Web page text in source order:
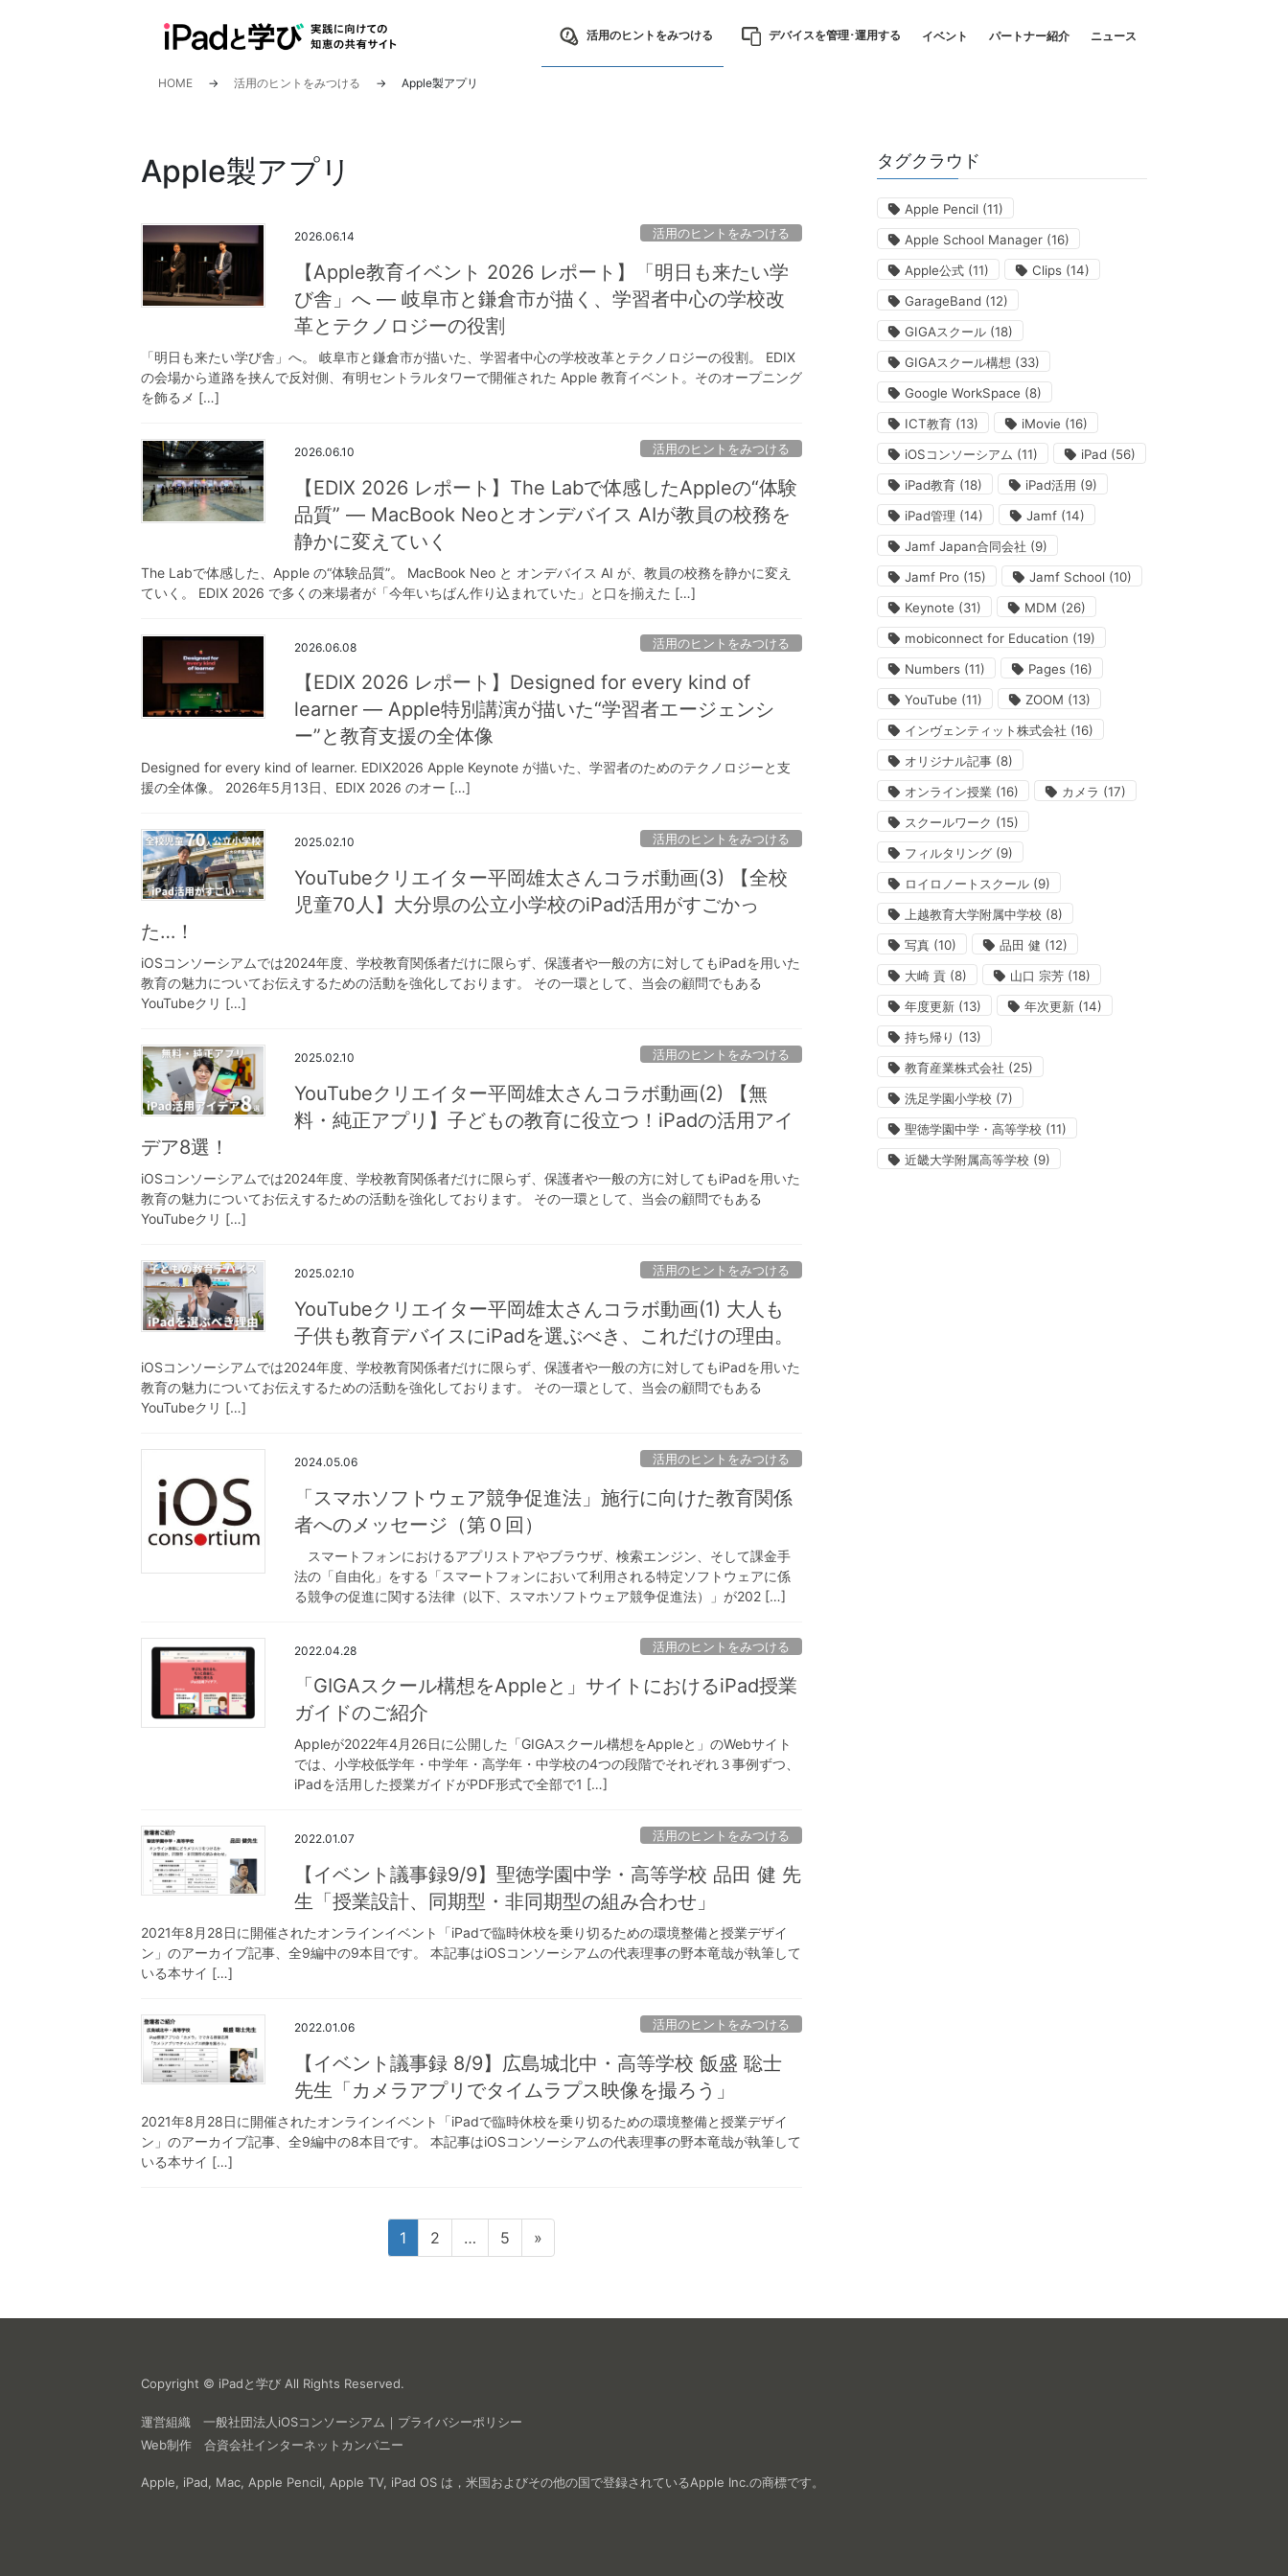
活用のヒントをみつける デバイスを管理･運用する イベント パートナー紹介 ニュース
HOME 活用のヒントをみつける Apple製アプリ
Apple製アプリ
2026.06.14 活用のヒントをみつける
【Apple教育イベント 2026 レポート】「明日も来たい学
び舎」へ ― 岐阜市と鎌倉市が描く、学習者中心の学校改
革とテクノロジーの役割
「明日も来たい学び舎」へ。 岐阜市と鎌倉市が描いた、学習者中心の学校改革とテクノロジーの役割。 EDIX
の会場から道路を挟んで反対側、有明セントラルタワーで開催された Apple 教育イベント。そのオープニング
を飾るメ […]
2026.06.10 活用のヒントをみつける
【EDIX 2026 レポート】The Labで体感したAppleの“体験
品質” ― MacBook Neoとオンデバイス AIが教員の校務を
静かに変えていく
The Labで体感した、Apple の“体験品質”。 MacBook Neo と オンデバイス AI が、教員の校務を静かに変え
ていく。 EDIX 2026 で多くの来場者が「今年いちばん作り込まれていた」と口を揃えた […]
2026.06.08 活用のヒントをみつける
【EDIX 2026 レポート】Designed for every kind of
learner ― Apple特別講演が描いた“学習者エージェンシ
ー”と教育支援の全体像
Designed for every kind of learner. EDIX2026 Apple Keynote が描いた、学習者のためのテクノロジーと支
援の全体像。 2026年5月13日、EDIX 2026 のオー […]
2025.02.10 活用のヒントをみつける
YouTubeクリエイター平岡雄太さんコラボ動画(3) 【全校
児童70人】大分県の公立小学校のiPad活用がすごかっ
た…！
iOSコンソーシアムでは2024年度、学校教育関係者だけに限らず、保護者や一般の方に対してもiPadを用いた
教育の魅力についてお伝えするための活動を強化しております。 その一環として、当会の顧問でもある
YouTubeクリ […]
2025.02.10 活用のヒントをみつける
YouTubeクリエイター平岡雄太さんコラボ動画(2) 【無
料・純正アプリ】子どもの教育に役立つ！iPadの活用アイ
デア8選！
iOSコンソーシアムでは2024年度、学校教育関係者だけに限らず、保護者や一般の方に対してもiPadを用いた
教育の魅力についてお伝えするための活動を強化しております。 その一環として、当会の顧問でもある
YouTubeクリ […]
2025.02.10 活用のヒントをみつける
YouTubeクリエイター平岡雄太さんコラボ動画(1) 大人も
子供も教育デバイスにiPadを選ぶべき、これだけの理由。
iOSコンソーシアムでは2024年度、学校教育関係者だけに限らず、保護者や一般の方に対してもiPadを用いた
教育の魅力についてお伝えするための活動を強化しております。 その一環として、当会の顧問でもある
YouTubeクリ […]
2024.05.06 活用のヒントをみつける
「スマホソフトウェア競争促進法」施行に向けた教育関係
者へのメッセージ（第０回）
スマートフォンにおけるアプリストアやブラウザ、検索エンジン、そして課金手
法の「自由化」をする「スマートフォンにおいて利用される特定ソフトウェアに係
る競争の促進に関する法律（以下、スマホソフトウェア競争促進法）」が202 […]
2022.04.28 活用のヒントをみつける
「GIGAスクール構想をAppleと」サイトにおけるiPad授業
ガイドのご紹介
Appleが2022年4月26日に公開した「GIGAスクール構想をAppleと」のWebサイト
では、小学校低学年・中学年・高学年・中学校の4つの段階でそれぞれ３事例ずつ、
iPadを活用した授業ガイドがPDF形式で全部で1 […]
2022.01.07 活用のヒントをみつける
【イベント議事録9/9】聖徳学園中学・高等学校 品田 健 先
生「授業設計、同期型・非同期型の組み合わせ」
2021年8月28日に開催されたオンラインイベント「iPadで臨時休校を乗り切るための環境整備と授業デザイ
ン」のアーカイブ記事、全9編中の9本目です。 本記事はiOSコンソーシアムの代表理事の野本竜哉が執筆して
いる本サイ […]
2022.01.06 活用のヒントをみつける
【イベント議事録 8/9】広島城北中・高等学校 飯盛 聡士
先生「カメラアプリでタイムラプス映像を撮ろう」
2021年8月28日に開催されたオンラインイベント「iPadで臨時休校を乗り切るための環境整備と授業デザイ
ン」のアーカイブ記事、全9編中の8本目です。 本記事はiOSコンソーシアムの代表理事の野本竜哉が執筆して
いる本サイ […]
ペ
ジ
送
り
固
定
1
固
定
2 …
固
定
5 »
タグクラウド
Apple Pencil (11)
Apple School Manager (16)
Apple公式 (11) Clips (14)
GarageBand (12)
GIGAスクール (18)
GIGAスクール構想 (33)
Google WorkSpace (8)
ICT教育 (13) iMovie (16)
iOSコンソーシアム (11) iPad (56)
iPad教育 (18) iPad活用 (9)
iPad管理 (14) Jamf (14)
Jamf Japan合同会社 (9)
Jamf Pro (15) Jamf School (10)
Keynote (31) MDM (26)
mobiconnect for Education (19)
Numbers (11) Pages (16)
YouTube (11) ZOOM (13)
インヴェンティット株式会社 (16)
オリジナル記事 (8)
オンライン授業 (16) カメラ (17)
スクールワーク (15)
フィルタリング (9)
ロイロノートスクール (9)
上越教育大学附属中学校 (8)
写真 (10) 品田 健 (12)
大崎 貢 (8) 山口 宗芳 (18)
年度更新 (13) 年次更新 (14)
持ち帰り (13)
教育産業株式会社 (25)
洗足学園小学校 (7)
聖徳学園中学・高等学校 (11)
近畿大学附属高等学校 (9)
Copyright © iPadと学び All Rights Reserved.
運営組織 一般社団法人iOSコンソーシアム ｜ プライバシーポリシー
Web制作 合資会社インターネットカンパニー
Apple, iPad, Mac, Apple Pencil, Apple TV, iPad OS は，米国およびその他の国で登録されているApple Inc.の商標です。